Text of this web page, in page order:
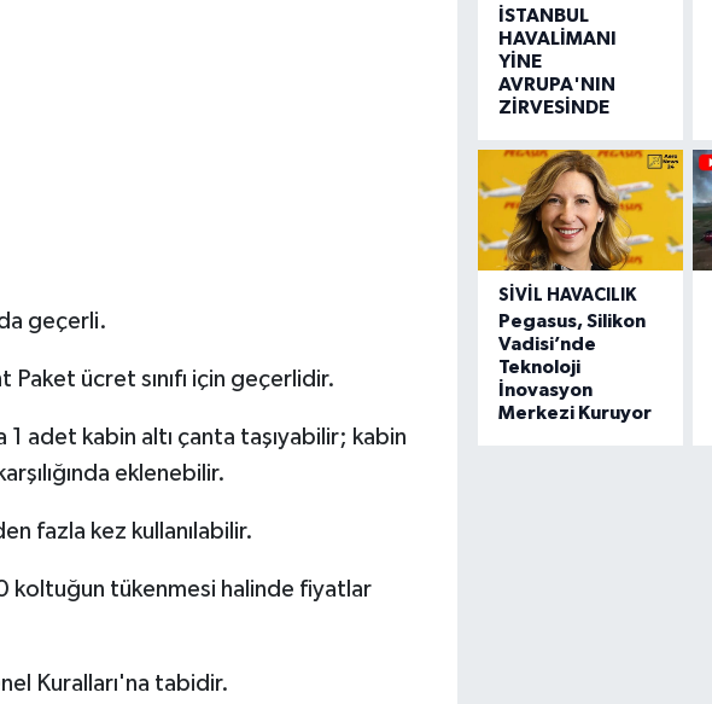
geçerli.
ücret sınıfı için geçerlidir.
adet kabin altı çanta taşıyabilir; kabin
eklenebilir.
fazla kez kullanılabilir.
koltuğun tükenmesi halinde fiyatlar
Kuralları'na tabidir.
İSTANBUL
HAVALİMANI
YİNE
AVRUPA'NIN
ZİRVESİNDE
SIVIL HAVACILIK
Pegasus, Silikon
Vadisi’nde
Teknoloji
İnovasyon
Merkezi Kuruyor